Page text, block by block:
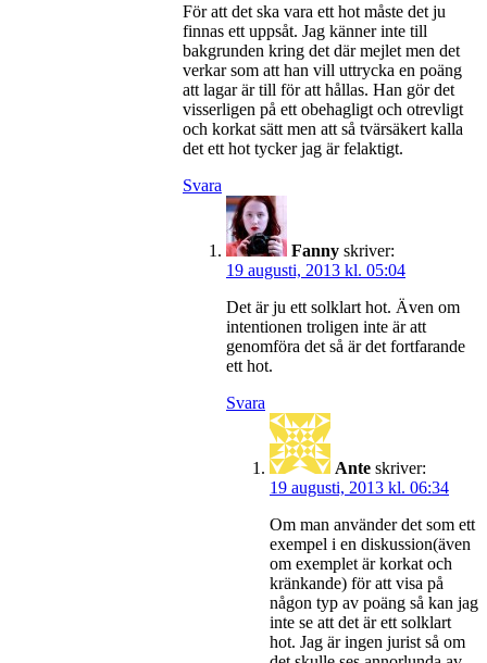
För att det ska vara ett hot måste det ju
finnas ett uppsåt. Jag känner inte till
bakgrunden kring det där mejlet men det
verkar som att han vill uttrycka en poäng
att lagar är till för att hållas. Han gör det
visserligen på ett obehagligt och otrevligt
och korkat sätt men att så tvärsäkert kalla
det ett hot tycker jag är felaktigt.
Svara
Fanny skriver:
19 augusti, 2013 kl. 05:04
Det är ju ett solklart hot. Även om
intentionen troligen inte är att
genomföra det så är det fortfarande
ett hot.
Svara
Ante skriver:
19 augusti, 2013 kl. 06:34
Om man använder det som ett
exempel i en diskussion(även
om exemplet är korkat och
kränkande) för att visa på
någon typ av poäng så kan jag
inte se att det är ett solklart
hot. Jag är ingen jurist så om